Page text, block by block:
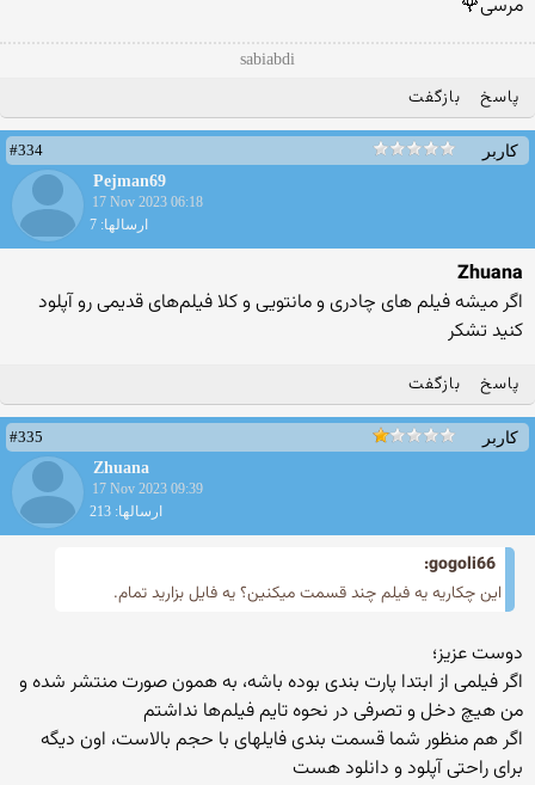
مرسی🌹
sabiabdi
پاسخ بازگفت
کاربر
#334
Pejman69
17 Nov 2023 06:18
ارسالها: 7
Zhuana
اگر میشه فیلم های چادری و مانتویی و کلا فیلم‌های قدیمی رو آپلود
کنید تشکر
پاسخ بازگفت
کاربر
#335
Zhuana
17 Nov 2023 09:39
ارسالها: 213
gogoli66:
این چکاریه یه فیلم چند قسمت میکنین؟ یه فایل بزارید تمام.
دوست عزیز؛
اگر فیلمی از ابتدا پارت بندی بوده باشه، به همون صورت منتشر شده و
من هیچ دخل و تصرفی در نحوه تایم فیلم‌ها نداشتم
اگر هم منظور شما قسمت بندی فایلهای با حجم بالاست، اون دیگه
برای راحتی آپلود و دانلود هست